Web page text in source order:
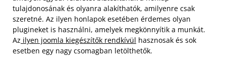
tulajdonosának és olyanra alakíthatók, amilyenre csak
szeretné. Az ilyen honlapok esetében érdemes olyan
plugineket is használni, amelyek megkönnyítik a munkát.
Az ilyen joomla kiegészítők rendkívül hasznosak és sok
esetben egy nagy csomagban letölthetők.